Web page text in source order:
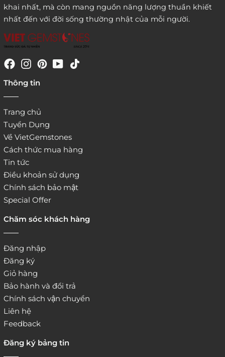
website:
khai nhất, mà còn mang nguồn năng lượng thuần khiết
nhất đến với đời sống thường nhật của mỗi người.
Thông tin
Trang chủ
Tuyển Dụng
Về VietGemstones
Cách thức mua hàng
Tin tức
Điều khoản sử dụng
Chính sách bảo mật
Special Offer
Chăm sóc khách hàng
Đăng nhập
Đăng ký
Giỏ hàng
Bảo hành và đổi trả
Chính sách vận chuyển
Liên hệ
Feedback
Đăng ký bảng tin